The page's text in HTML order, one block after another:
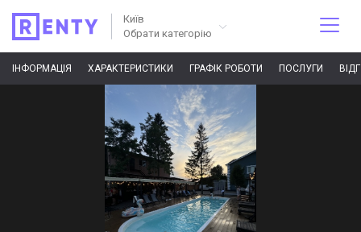
Київ
Обрати категорію
ІНФОРМАЦІЯ ХАРАКТЕРИСТИКИ ГРАФІК РОБОТИ ПОСЛУГИ